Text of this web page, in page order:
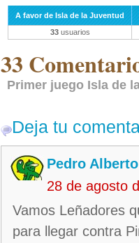
A favor de Isla de la Juventud
33usuarios
33
Primer juego Isla de
Deja tu
Pedro
28 de agosto
Vamos Leñadores
para llegar contra